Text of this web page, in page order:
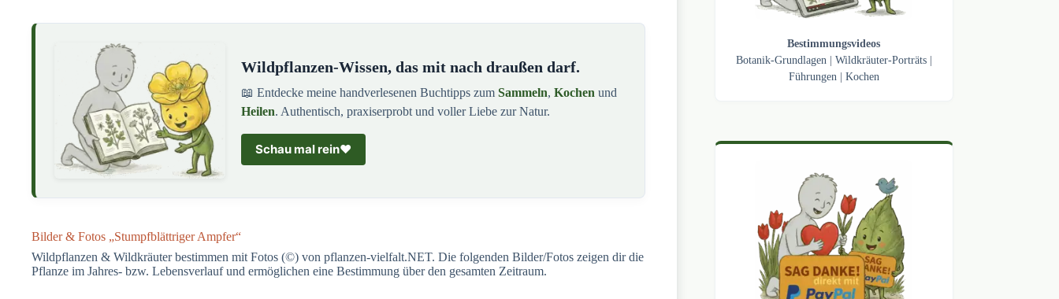
Wildpflanzen-Wissen, das mit nach draußen darf.
📖 Entdecke meine handverlesenen Buchtipps zumSammeln,Kochen und
Heilen. Authentisch, praxiserprobt und voller Liebe zur Natur.
Schau mal rein❤️
Bilder & Fotos „Stumpfblättriger Ampfer“
Wildpflanzen & Wildkräuter bestimmen mit Fotos (©) von pflanzen-vielfalt.NET. Die folgenden Bilder/Fotos zeigen dir die
Pflanze im Jahres- bzw. Lebensverlauf und ermöglichen eine Bestimmung über den gesamten Zeitraum.
Bestimmungsvideos
Botanik-Grundlagen
Wildkräuter-Porträts|
Führungen
Kochen